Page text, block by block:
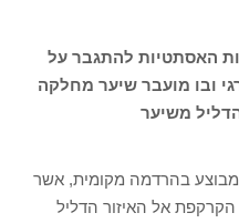
האסתטיות להתגבר על
ובו מועבר שיער מחלקה
משיער
בהרדמה מקומית, אשר
אל האיזור הדליל